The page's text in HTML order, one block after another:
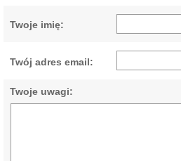
Twoje imię:
Twój adres email:
Twoje uwagi: